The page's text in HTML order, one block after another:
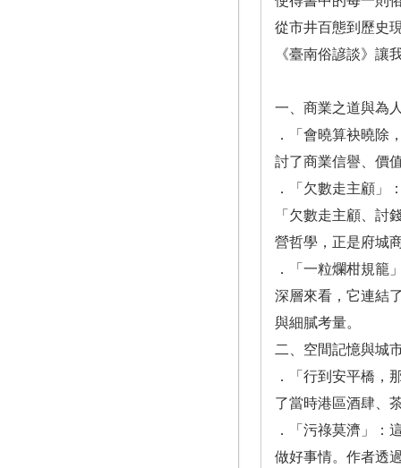
從市井百態到歷史
《臺南俗諺談》讓
一、商業之道與為
．「會曉算袂曉除
討了商業信譽、價
．「欠數走主顧」
「欠數走主顧、討
營哲學，正是府城
．「一粒爛柑規籠
深層來看，它連結
與細膩考量。
二、空間記憶與城
．「行到安平橋，
了當時港區酒肆、
．「污祿莫濟」：
做好事情。作者透